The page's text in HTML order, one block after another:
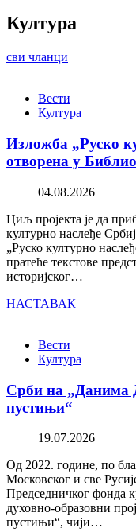
Култура
сви чланци
Вести
Култура
Изложба „Руско
отворена у
04.08.2026
Циљ пројекта је да
културно наслеђе
„Руско културно
пратеће текстове
историјског…
НАСТАВАК
Вести
Култура
Срби на „Данима
пустињи“
19.07.2026
Од 2022. године, по
Московског и све
Председничког фонда
духовно-образовни
пустињи“, чији…